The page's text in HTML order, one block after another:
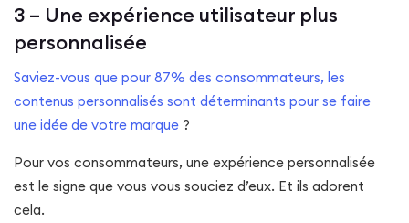
3 – Une expérience utilisateur plus
personnalisée
Saviez-vous que pour 87% des consommateurs, les
contenus personnalisés sont déterminants pour se faire
une idée de votre marque ?
Pour vos consommateurs, une expérience personnalisée
est le signe que vous vous souciez d’eux. Et ils adorent
cela.